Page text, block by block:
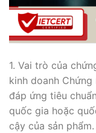
1. Vai trò của
kinh doanh
đáp ứng tiêu
quốc gia hoặc
cậy của sản